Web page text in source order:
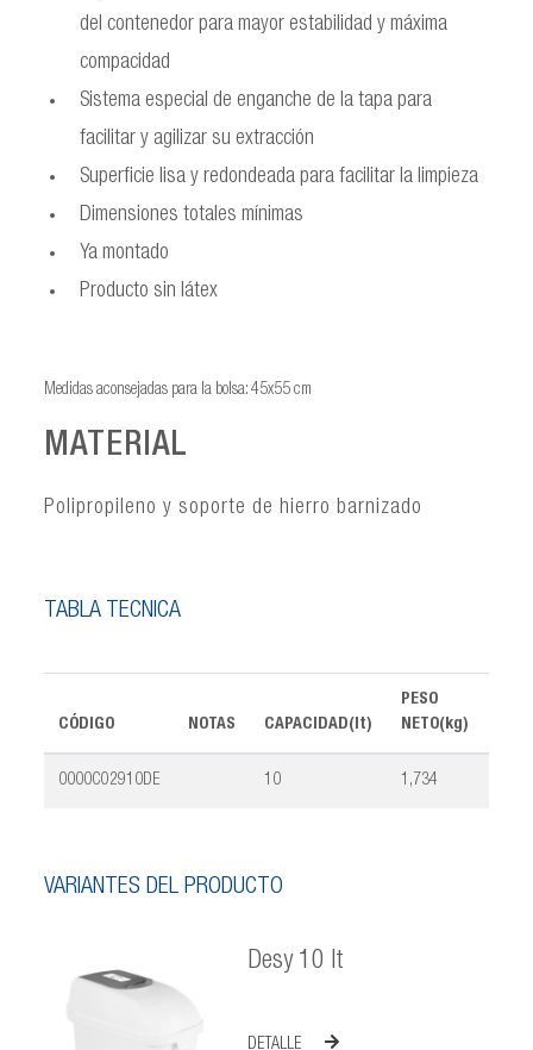
del contenedor para mayor estabilidad y máxima
compacidad
Sistema especial de enganche de la tapa para
facilitar y agilizar su extracción
Superficie lisa y redondeada para facilitar la limpieza
Dimensiones totales mínimas
Ya montado
Producto sin látex
Medidas aconsejadas para la bolsa: 45x55 cm
MATERIAL
Polipropileno y soporte de hierro barnizado
TABLA TÉCNICA
CÓDIGO NOTAS CAPACIDAD(lt)
PESO
NETO(kg)
0000CO2910DE 10 1,734
VARIANTES DEL PRODUCTO
Desy 10 lt
DETALLE